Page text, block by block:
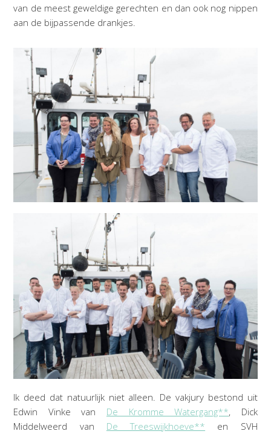
van de meest geweldige gerechten en dan ook nog nippen
aan de bijpassende drankjes.
Ik deed dat natuurlijk niet alleen. De vakjury bestond uit
Edwin Vinke van De Kromme Watergang**, Dick
Middelweerd van De Treeswijkhoeve** en SVH